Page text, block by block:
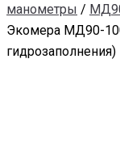
манометры /
Экомера МД90-
гидрозаполнения)